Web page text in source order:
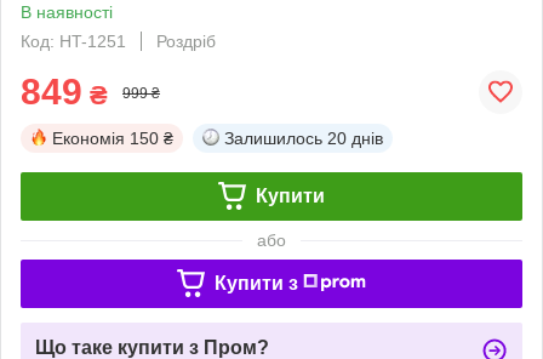
В наявності
Код: HT-1251
Роздріб
849 ₴ 999 ₴
Економія 150 ₴ Залишилось 20 днів
Купити
або
Купити з
Що таке купити з Пром?